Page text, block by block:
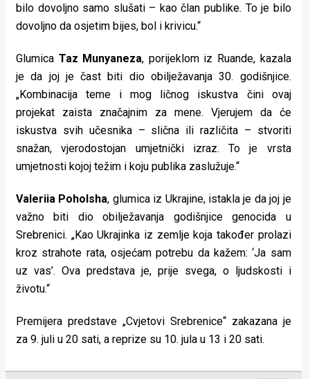
bilo dovoljno samo slušati – kao član publike. To je bilo
dovoljno da osjetim bijes, bol i krivicu.“
Glumica Taz Munyaneza, porijeklom iz Ruande, kazala
je da joj je čast biti dio obilježavanja 30. godišnjice.
„Kombinacija teme i mog ličnog iskustva čini ovaj
projekat zaista značajnim za mene. Vjerujem da će
iskustva svih učesnika – slična ili različita – stvoriti
snažan, vjerodostojan umjetnički izraz. To je vrsta
umjetnosti kojoj težim i koju publika zaslužuje.“
Valeriia Poholsha, glumica iz Ukrajine, istakla je da joj je
važno biti dio obilježavanja godišnjice genocida u
Srebrenici. „Kao Ukrajinka iz zemlje koja također prolazi
kroz strahote rata, osjećam potrebu da kažem: ‘Ja sam
uz vas’. Ova predstava je, prije svega, o ljudskosti i
životu.“
Premijera predstave „Cvjetovi Srebrenice“ zakazana je
za 9. juli u 20 sati, a reprize su 10. jula u 13 i 20 sati.